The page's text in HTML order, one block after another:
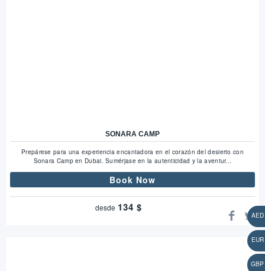
SONARA CAMP
Prepárese para una experiencia encantadora en el corazón del desierto con
Sonara Camp en Dubai. Sumérjase en la autenticidad y la aventur...
Book Now
desde 134 $